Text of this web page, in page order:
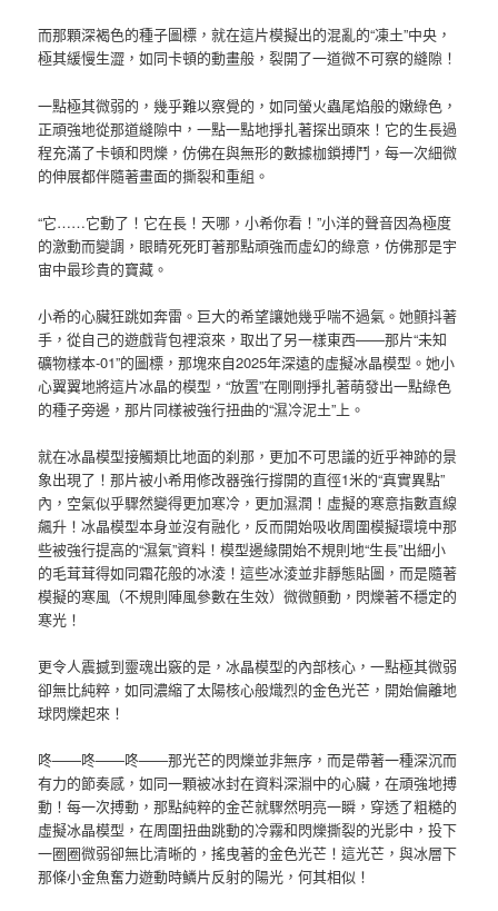
而那顆深褐色的種子圖標，就在這片模擬出的混亂的“凍土”中央，
極其緩慢生澀，如同卡頓的動畫般，裂開了一道微不可察的縫隙！
一點極其微弱的，幾乎難以察覺的，如同螢火蟲尾焰般的嫩綠色，
正頑強地從那道縫隙中，一點一點地掙扎著探出頭來！它的生長過
程充滿了卡頓和閃爍，仿佛在與無形的數據枷鎖搏鬥，每一次細微
的伸展都伴隨著畫面的撕裂和重組。
“它……它動了！它在長！天哪，小希你看！”小洋的聲音因為極度
的激動而變調，眼睛死死盯著那點頑強而虛幻的綠意，仿佛那是宇
宙中最珍貴的寶藏。
小希的心臟狂跳如奔雷。巨大的希望讓她幾乎喘不過氣。她顫抖著
手，從自己的遊戲背包裡滾來，取出了另一樣東西——那片“未知
礦物樣本-01”的圖標，那塊來自2025年深遠的虛擬冰晶模型。她小
心翼翼地將這片冰晶的模型，“放置”在剛剛掙扎著萌發出一點綠色
的種子旁邊，那片同樣被強行扭曲的“濕冷泥土”上。
就在冰晶模型接觸類比地面的刹那，更加不可思議的近乎神跡的景
象出現了！那片被小希用修改器強行撐開的直徑1米的“真實異點”
內，空氣似乎驟然變得更加寒冷，更加濕潤！虛擬的寒意指數直線
飆升！冰晶模型本身並沒有融化，反而開始吸收周圍模擬環境中那
些被強行提高的“濕氣”資料！模型邊緣開始不規則地“生長”出細小
的毛茸茸得如同霜花般的冰淩！這些冰淩並非靜態貼圖，而是隨著
模擬的寒風（不規則陣風參數在生效）微微顫動，閃爍著不穩定的
寒光！
更令人震撼到靈魂出竅的是，冰晶模型的內部核心，一點極其微弱
卻無比純粹，如同濃縮了太陽核心般熾烈的金色光芒，開始偏離地
球閃爍起來！
咚——咚——咚——那光芒的閃爍並非無序，而是帶著一種深沉而
有力的節奏感，如同一顆被冰封在資料深淵中的心臟，在頑強地搏
動！每一次搏動，那點純粹的金芒就驟然明亮一瞬，穿透了粗糙的
虛擬冰晶模型，在周圍扭曲跳動的冷霧和閃爍撕裂的光影中，投下
一圈圈微弱卻無比清晰的，搖曳著的金色光芒！這光芒，與冰層下
那條小金魚奮力遊動時鱗片反射的陽光，何其相似！